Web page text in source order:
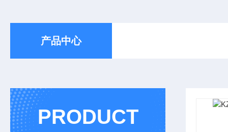
产品中心
PRODUCT